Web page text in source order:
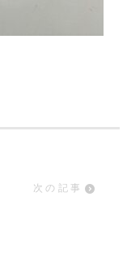
次の記事